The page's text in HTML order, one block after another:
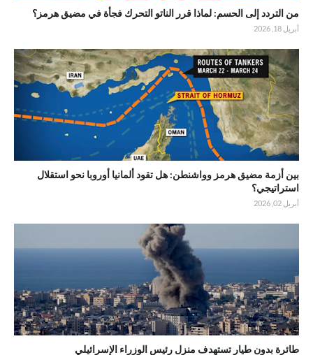
من التردد إلى الحسم: لماذا قرر الناتو التحرك فجأة في مضيق هرمز؟
أبريل 18, 2026
بين أزمة مضيق هرمز وواشنطن: هل تقود ألمانيا أوروبا نحو استقلال
استراتيجي؟
أبريل 02, 2026
طائرة بدون طيار تستهدف منزل رئيس الوزراء الإسرائيلي